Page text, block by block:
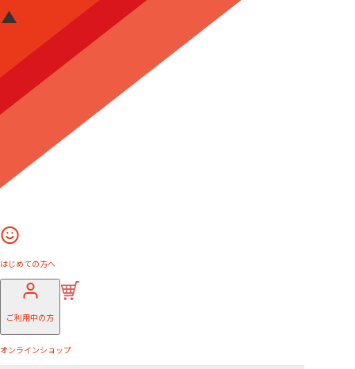
はじめての方へ
ご利用中の方
オンラインショップ